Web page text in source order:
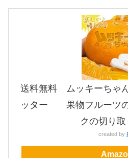
送料無料 ムッキーちゃ
ッター 果物フルーツ
クの切り取
created by